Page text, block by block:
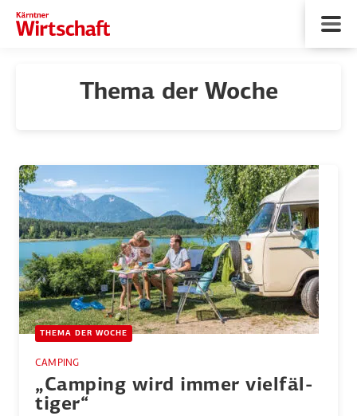
Thema der Woche
THEMA DER WOCHE
CAMPING
„Camping wird immer vielfäl­
tiger“